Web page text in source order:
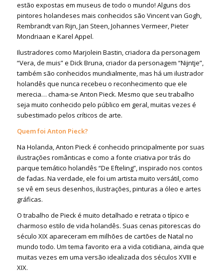
estão expostas em museus de todo o mundo! Alguns dos
pintores holandeses mais conhecidos são Vincent van Gogh,
Rembrandt van Rijn, Jan Steen, Johannes Vermeer, Pieter
Mondriaan e Karel Appel.
Ilustradores como Marjolein Bastin, criadora da personagem
“Vera, de muis” e Dick Bruna, criador da personagem “Nijntje”,
também são conhecidos mundialmente, mas há um ilustrador
holandês que nunca recebeu o reconhecimento que ele
merecia… chama-se Anton Pieck. Mesmo que seu trabalho
seja muito conhecido pelo público em geral, muitas vezes é
subestimado pelos críticos de arte.
Quem foi Anton Pieck?
Na Holanda, Anton Pieck é conhecido principalmente por suas
ilustrações românticas e como a fonte criativa por trás do
parque temático holandês “De Efteling”, inspirado nos contos
de fadas. Na verdade, ele foi um artista muito versátil, como
se vê em seus desenhos, ilustrações, pinturas a óleo e artes
gráficas.
O trabalho de Pieck é muito detalhado e retrata o típico e
charmoso estilo de vida holandês. Suas cenas pitorescas do
século XIX apareceram em milhões de cartões de Natal no
mundo todo. Um tema favorito era a vida cotidiana, ainda que
muitas vezes em uma versão idealizada dos séculos XVIII e
XIX.